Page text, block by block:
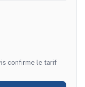
confirme le tarif